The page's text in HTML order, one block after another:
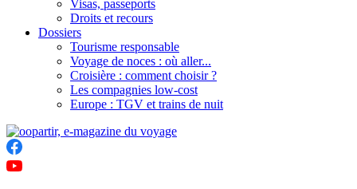
Visas, passeports
Droits et recours
Dossiers
Tourisme responsable
Voyage de noces : où aller...
Croisière : comment choisir ?
Les compagnies low-cost
Europe : TGV et trains de nuit